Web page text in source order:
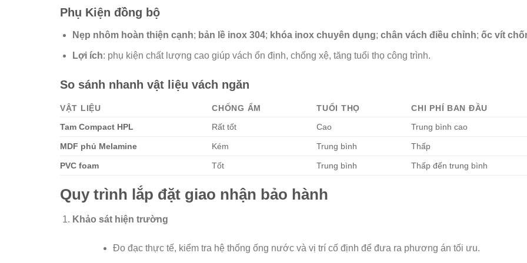
Phụ Kiện đồng bộ
Nẹp nhôm hoàn thiện cạnh; bản lề inox 304; khóa inox chuyên dụng; chân vách điều chỉnh; ốc vít
Lợi ích: phụ kiện chất lượng cao giúp vách ổn định, chống xệ, tăng tuổi thọ công trình.
So sánh nhanh vật liệu vách ngăn
VẬT LIỆU CHỐNG ẨM TUỔI THỌ
CHI PHÍ BAN ĐẦU
Tam Compact HPL
Rất tốt Cao Trung bình cao
MDF phủ Melamine Kém Trung bình Thấp
PVC foam Tốt Trung bình Thấp đến trung bình
Quy trình lắp đặt giao nhận bảo hành
Khảo sát hiện trường
Đo đạc thực tế, kiểm tra hệ thống ống nước và vị trí cố định để đưa ra phương án tối ưu.